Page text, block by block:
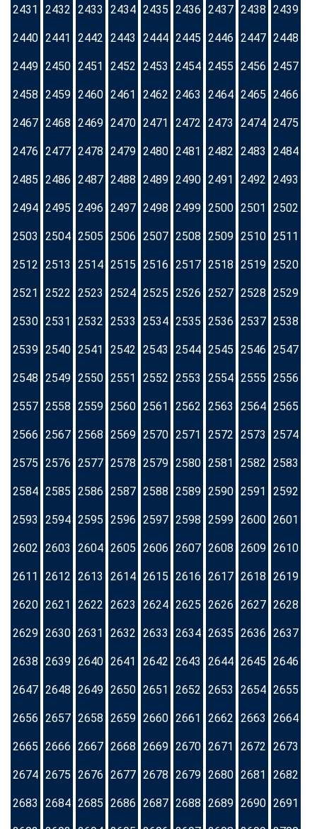
2431 2432 2433 2434 2435 2436 2437 2438 2439
2440 2441 2442 2443 2444 2445 2446 2447 2448
2449 2450 2451 2452 2453 2454 2455 2456 2457
2458 2459 2460 2461 2462 2463 2464 2465 2466
2467 2468 2469 2470 2471 2472 2473 2474 2475
2476 2477 2478 2479 2480 2481 2482 2483 2484
2485 2486 2487 2488 2489 2490 2491 2492 2493
2494 2495 2496 2497 2498 2499 2500 2501 2502
2503 2504 2505 2506 2507 2508 2509 2510 2511
2512 2513 2514 2515 2516 2517 2518 2519 2520
2521 2522 2523 2524 2525 2526 2527 2528 2529
2530 2531 2532 2533 2534 2535 2536 2537 2538
2539 2540 2541 2542 2543 2544 2545 2546 2547
2548 2549 2550 2551 2552 2553 2554 2555 2556
2557 2558 2559 2560 2561 2562 2563 2564 2565
2566 2567 2568 2569 2570 2571 2572 2573 2574
2575 2576 2577 2578 2579 2580 2581 2582 2583
2584 2585 2586 2587 2588 2589 2590 2591 2592
2593 2594 2595 2596 2597 2598 2599 2600 2601
2602 2603 2604 2605 2606 2607 2608 2609 2610
2611 2612 2613 2614 2615 2616 2617 2618 2619
2620 2621 2622 2623 2624 2625 2626 2627 2628
2629 2630 2631 2632 2633 2634 2635 2636 2637
2638 2639 2640 2641 2642 2643 2644 2645 2646
2647 2648 2649 2650 2651 2652 2653 2654 2655
2656 2657 2658 2659 2660 2661 2662 2663 2664
2665 2666 2667 2668 2669 2670 2671 2672 2673
2674 2675 2676 2677 2678 2679 2680 2681 2682
2683 2684 2685 2686 2687 2688 2689 2690 2691